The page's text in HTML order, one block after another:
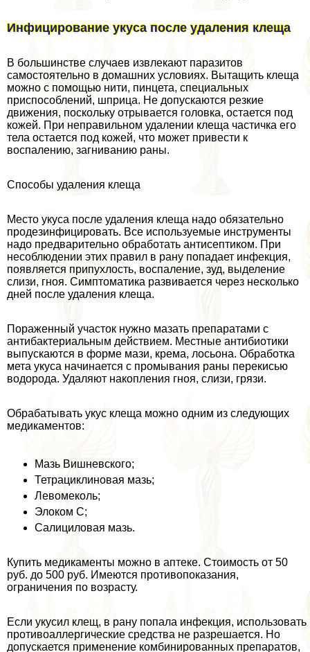
Инфицирование укуса после удаления клеща
В большинстве случаев извлекают паразитов
самостоятельно в домашних условиях. Вытащить клеща
можно с помощью нити, пинцета, специальных
приспособлений, шприца. Не допускаются резкие
движения, поскольку отрывается головка, остается под
кожей. При неправильном удалении клеща частичка его
тела остается под кожей, что может привести к
воспалению, загниванию раны.
Способы удаления клеща
Место укуса после удаления клеща надо обязательно
продезинфицировать. Все используемые инструменты
надо предварительно обработать антисептиком. При
несоблюдении этих правил в рану попадает инфекция,
появляется припухлость, воспаление, зуд, выделение
слизи, гноя. Симптоматика развивается через несколько
дней после удаления клеща.
Пораженный участок нужно мазать препаратами с
антибактериальным действием. Местные антибиотики
выпускаются в форме мази, крема, лосьона. Обработка
мета укуса начинается с промывания раны перекисью
водорода. Удаляют накопления гноя, слизи, грязи.
Обpaбатывать укус клеща можно одним из следующих
медикаментов:
Мазь Вишневского;
Тетрациклиновая мазь;
Левомеколь;
Элоком С;
Салициловая мазь.
Купить медикаменты можно в аптеке. Стоимость от 50
руб. до 500 руб. Имеются противопоказания,
ограничения по возрасту.
Если укусил клещ, в рану попала инфекция, использовать
противоаллергические средства не разрешается. Но
допускается применение комбинированных препаратов,